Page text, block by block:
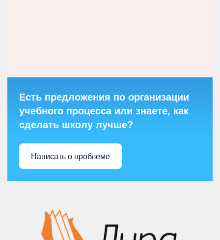
Есть предложения по организации
учебного процесса или знаете, как
сделать школу лучше?
Написать о проблеме